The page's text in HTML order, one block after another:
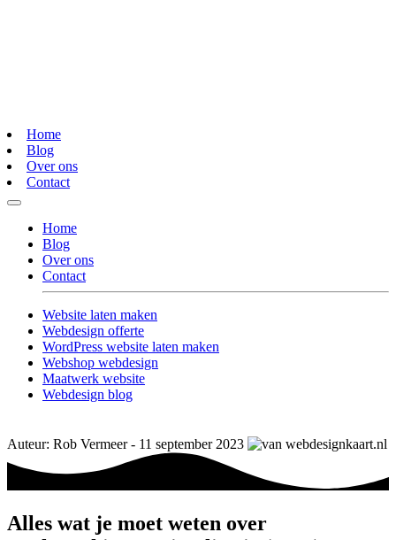
Home
Blog
Over ons
Contact
Home
Blog
Over ons
Contact
Website laten maken
Webdesign offerte
WordPress website laten maken
Webshop webdesign
Maatwerk website
Webdesign blog
Auteur: Rob Vermeer - 11 september 2023
Alles wat je moet weten over